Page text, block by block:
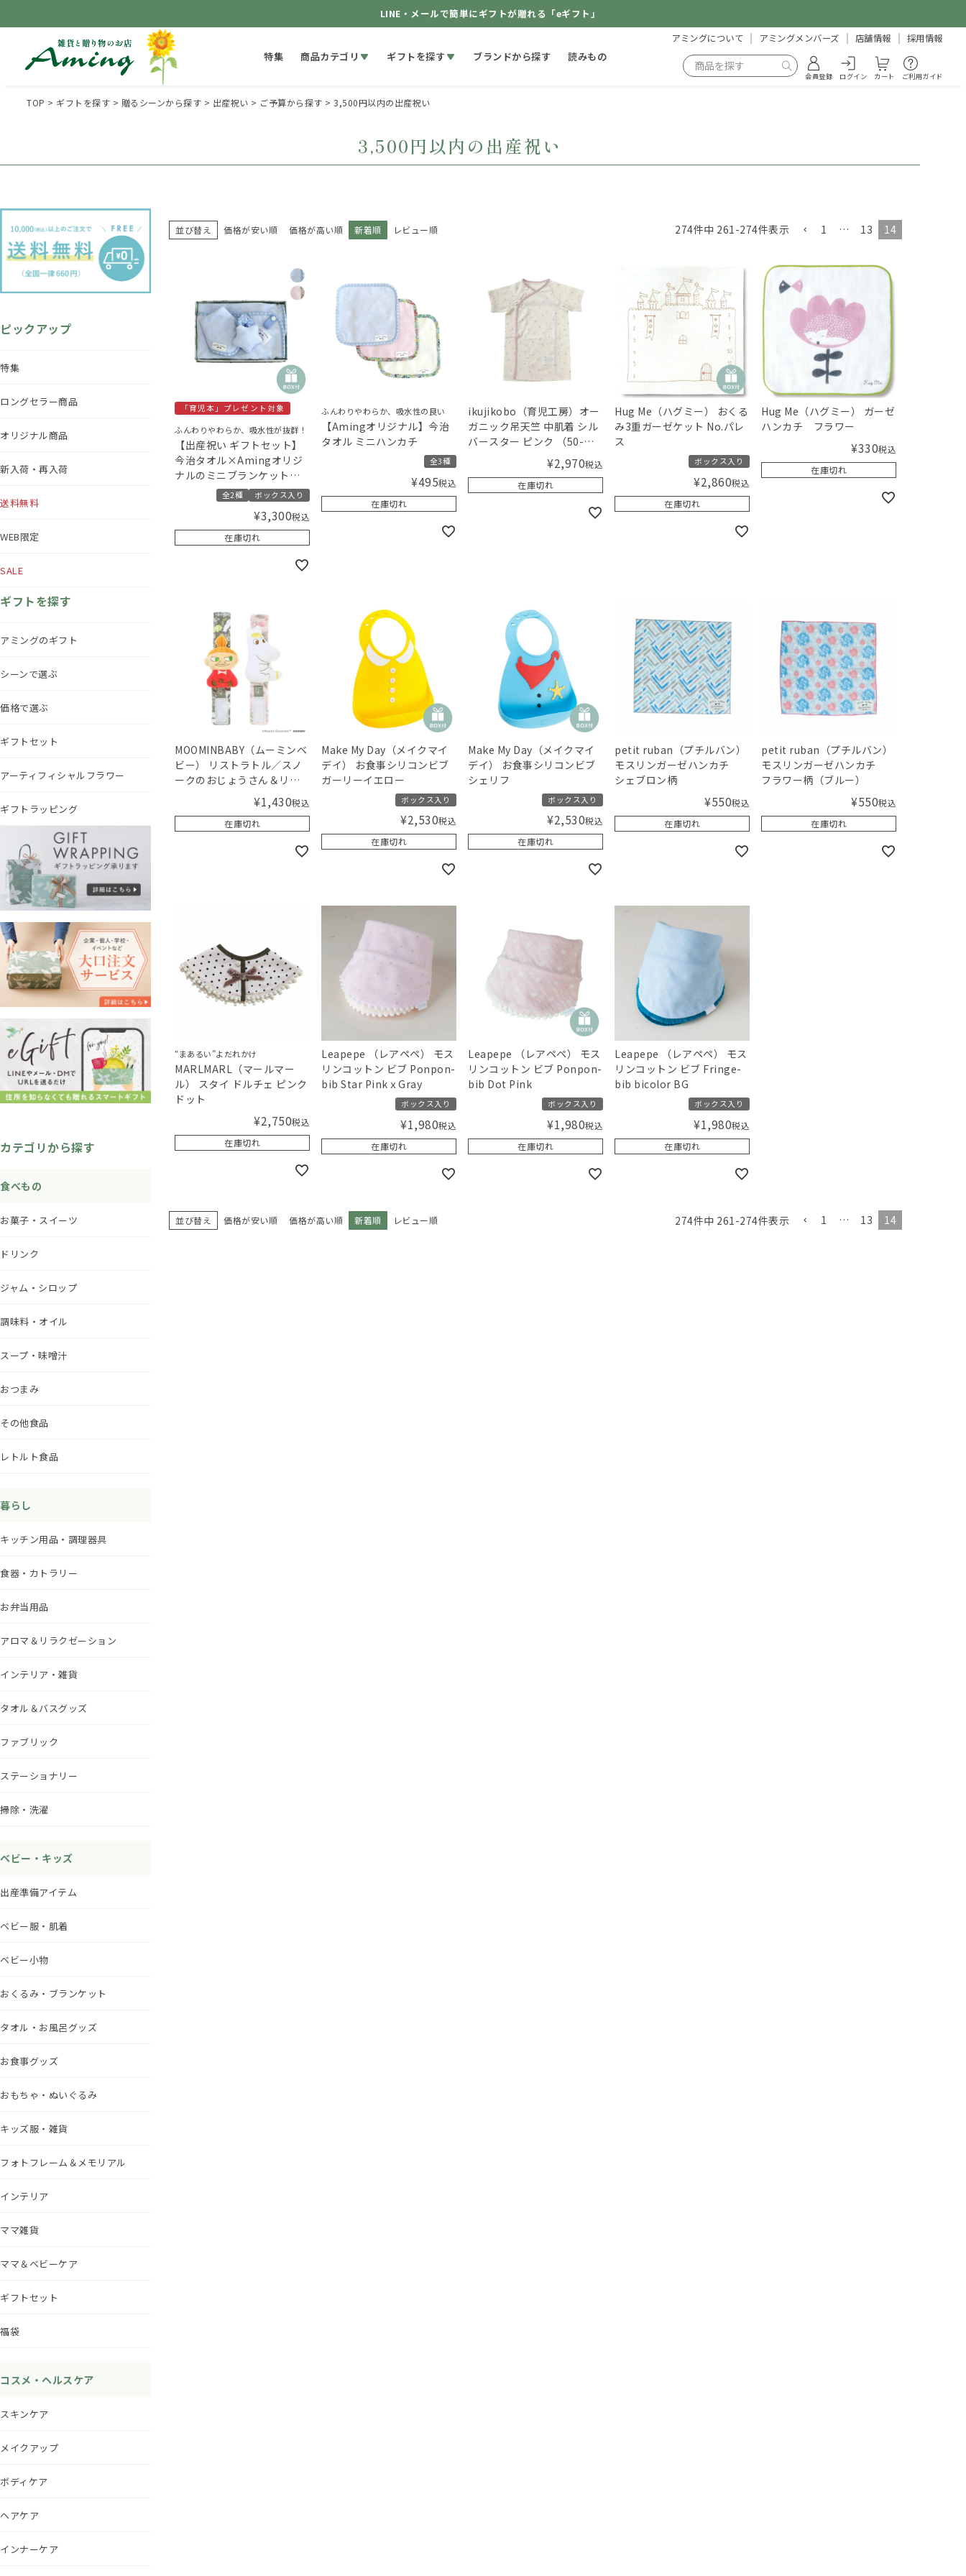
LINE・メールで簡単にギフトが贈れる「eギフト」
特集 商品カテゴリ ギフトを探す ブランドから探す 読みもの
アミングについて アミングメンバーズ 店舗情報 採用情報
会員登録 ログイン カート ご利用ガイド
TOP ギフトを探す 贈るシーンから探す 出産祝い ご予算から探す 3,500円以内の出産祝い
3,500円以内の出産祝い
ピックアップ
特集
ロングセラー商品
オリジナル商品
新入荷・再入荷
送料無料
WEB限定
SALE
ギフトを探す
アミングのギフト
シーンで選ぶ
価格で選ぶ
ギフトセット
アーティフィシャルフラワー
ギフトラッピング
カテゴリから探す
食べもの
お菓子・スイーツ
ドリンク
ジャム・シロップ
調味料・オイル
スープ・味噌汁
おつまみ
その他食品
レトルト食品
暮らし
キッチン用品・調理器具
食器・カトラリー
お弁当用品
アロマ＆リラクゼーション
インテリア・雑貨
タオル＆バスグッズ
ファブリック
ステーショナリー
掃除・洗濯
ベビー・キッズ
出産準備アイテム
ベビー服・肌着
ベビー小物
おくるみ・ブランケット
タオル・お風呂グッズ
お食事グッズ
おもちゃ・ぬいぐるみ
キッズ服・雑貨
フォトフレーム＆メモリアル
インテリア
ママ雑貨
ママ＆ベビーケア
ギフトセット
福袋
コスメ・ヘルスケア
スキンケア
メイクアップ
ボディケア
ヘアケア
インナーケア
並び替え 価格が安い順 価格が高い順 新着順 レビュー順 274件中 261-274件表示 1 … 13 14
「育児本」プレゼント対象
ふんわりやわらか、吸水性が抜群！
【出産祝い ギフトセット】
今治タオル×Amingオリジ
ナルのミニブランケットギ
フトセット【ギフトボック
ス入り】／Amingオリジナ
全2種 ボックス入り
¥3,300税込
在庫切れ
ふんわりやわらか、吸水性の良い
【Amingオリジナル】今治
タオル ミニハンカチ
全3種
¥495税込
在庫切れ
ikujikobo（育児工房）オー
ガニック吊天竺 中肌着 シル
バースター ピンク （50-
¥2,970税込
在庫切れ
Hug Me（ハグミー） おくる
み3重ガーゼケット No.パレ
ス
ボックス入り
¥2,860税込
在庫切れ
Hug Me（ハグミー） ガーゼ
ハンカチ フラワー
¥330税込
在庫切れ
MOOMINBABY（ムーミンベ
ビー） リストラトル／スノ
ークのおじょうさん＆リト
¥1,430税込
在庫切れ
Make My Day（メイクマイ
デイ） お食事シリコンビブ
ガーリーイエロー
ボックス入り
¥2,530税込
在庫切れ
Make My Day（メイクマイ
デイ） お食事シリコンビブ
シェリフ
ボックス入り
¥2,530税込
在庫切れ
petit ruban（プチルバン）
モスリンガーゼハンカチ
シェブロン柄
¥550税込
在庫切れ
petit ruban（プチルバン）
モスリンガーゼハンカチ
フラワー柄（ブルー）
¥550税込
在庫切れ
“まあるい”よだれかけ
MARLMARL（マールマー
ル） スタイ ドルチェ ピンク
ドット
¥2,750税込
在庫切れ
Leapepe （レアペペ） モス
リンコットン ビブ Ponpon-
bib Star PinkｘGray
ボックス入り
¥1,980税込
在庫切れ
Leapepe （レアペペ） モス
リンコットン ビブ Ponpon-
bib Dot Pink
ボックス入り
¥1,980税込
在庫切れ
Leapepe （レアペペ） モス
リンコットン ビブ Fringe-
bib bicolor BG
ボックス入り
¥1,980税込
在庫切れ
並び替え 価格が安い順 価格が高い順 新着順 レビュー順 274件中 261 -274件表示 1 … 13 14